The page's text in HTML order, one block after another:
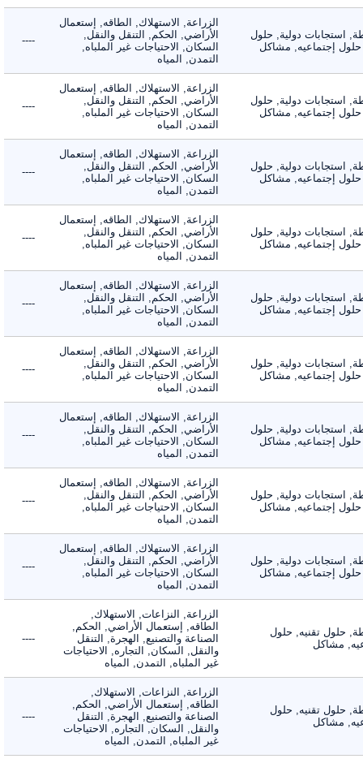
استجابات دولية, حلول
إجتماعيه, مشاكل
الزراعة, الاستهلاك, الطاقه, إستعمال
الأراضي, الحكم, التنقل والنقل,
السكان, الاحتياجات غير الملباه,
التمدن, المياه
----
استجابات دولية, حلول
إجتماعيه, مشاكل
الزراعة, الاستهلاك, الطاقه, إستعمال
الأراضي, الحكم, التنقل والنقل,
السكان, الاحتياجات غير الملباه,
التمدن, المياه
----
استجابات دولية, حلول
إجتماعيه, مشاكل
الزراعة, الاستهلاك, الطاقه, إستعمال
الأراضي, الحكم, التنقل والنقل,
السكان, الاحتياجات غير الملباه,
التمدن, المياه
----
استجابات دولية, حلول
إجتماعيه, مشاكل
الزراعة, الاستهلاك, الطاقه, إستعمال
الأراضي, الحكم, التنقل والنقل,
السكان, الاحتياجات غير الملباه,
التمدن, المياه
----
استجابات دولية, حلول
إجتماعيه, مشاكل
الزراعة, الاستهلاك, الطاقه, إستعمال
الأراضي, الحكم, التنقل والنقل,
السكان, الاحتياجات غير الملباه,
التمدن, المياه
----
استجابات دولية, حلول
إجتماعيه, مشاكل
الزراعة, الاستهلاك, الطاقه, إستعمال
الأراضي, الحكم, التنقل والنقل,
السكان, الاحتياجات غير الملباه,
التمدن, المياه
----
استجابات دولية, حلول
إجتماعيه, مشاكل
الزراعة, الاستهلاك, الطاقه, إستعمال
الأراضي, الحكم, التنقل والنقل,
السكان, الاحتياجات غير الملباه,
التمدن, المياه
----
استجابات دولية, حلول
إجتماعيه, مشاكل
الزراعة, الاستهلاك, الطاقه, إستعمال
الأراضي, الحكم, التنقل والنقل,
السكان, الاحتياجات غير الملباه,
التمدن, المياه
----
استجابات دولية, حلول
إجتماعيه, مشاكل
الزراعة, الاستهلاك, الطاقه, إستعمال
الأراضي, الحكم, التنقل والنقل,
السكان, الاحتياجات غير الملباه,
التمدن, المياه
----
حلول تقنيه, حلول
مشاكل
الزراعة, النزاعات, الاستهلاك,
الطاقه, إستعمال الأراضي, الحكم,
الصناعة والتصنيع, الهجرة, التنقل
والنقل, السكان, التجاره, الاحتياجات
غير الملباه, التمدن, المياه
----
حلول تقنيه, حلول
مشاكل
الزراعة, النزاعات, الاستهلاك,
الطاقه, إستعمال الأراضي, الحكم,
الصناعة والتصنيع, الهجرة, التنقل
والنقل, السكان, التجاره, الاحتياجات
غير الملباه, التمدن, المياه
----